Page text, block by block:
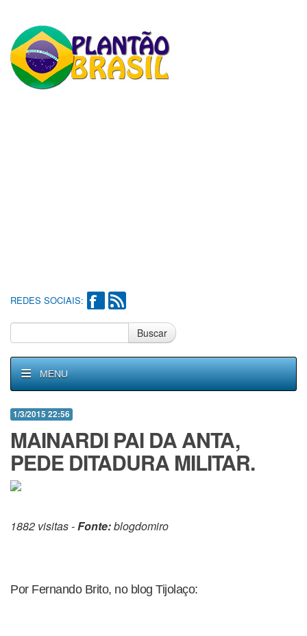
REDES SOCIAIS:
Buscar
MENU
1/3/2015 22:56
MAINARDI PAI DA ANTA,
PEDE DITADURA MILITAR.
1882 visitas -Fonte:blogdomiro
Por Fernando Brito, no blog Tijolaço: